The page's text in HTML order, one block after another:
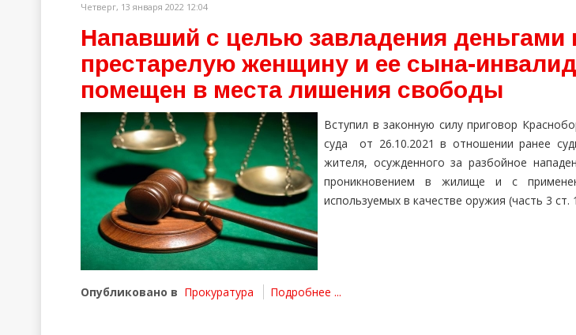
Четверг, 13 января 2022 12:04
Напавший с целью завладения деньгами
престарелую женщину и ее сына-
помещен в места лишения свободы
Вступил в законную силу приговор
суда от 26.10.2021 в отношении ранее
жителя, осужденного за разбойное
проникновением в жилище и с
используемых в качестве оружия (часть 3
Опубликовано в Прокуратура Подробнее ...